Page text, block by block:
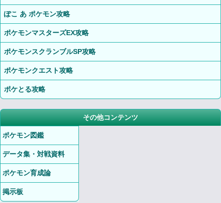
ぽこ あ ポケモン攻略
ポケモンマスターズEX攻略
ポケモンスクランブルSP攻略
ポケモンクエスト攻略
ポケとる攻略
その他コンテンツ
ポケモン図鑑
データ集・対戦資料
ポケモン育成論
掲示板